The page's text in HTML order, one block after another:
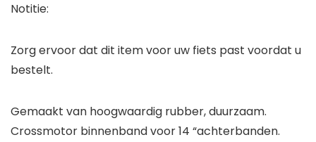
Notitie:
Zorg ervoor dat dit item voor uw fiets past voordat u
bestelt.
Gemaakt van hoogwaardig rubber, duurzaam.
Crossmotor binnenband voor 14 “achterbanden.